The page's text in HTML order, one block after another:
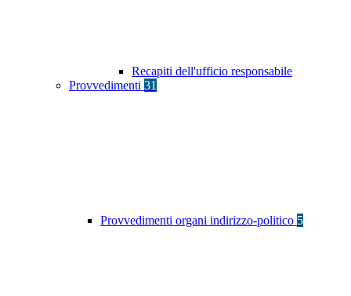
Recapiti dell'ufficio responsabile
Provvedimenti 31
Provvedimenti organi indirizzo-politico 5